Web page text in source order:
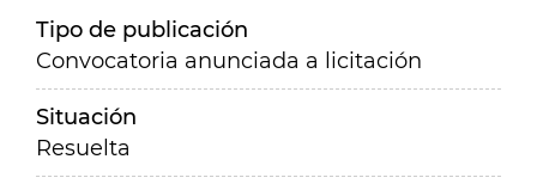
Tipo de publicación
Convocatoria anunciada a licitación
Situación
Resuelta